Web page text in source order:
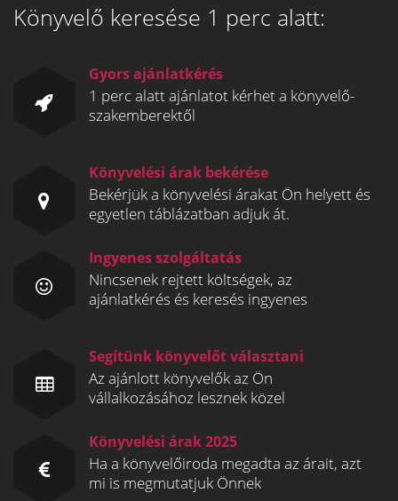
Könyvelő keresése 1 perc alatt:
Gyors ajánlatkérés
1 perc alatt ajánlatot kérhet a könyvelő-
szakemberektől
Könyvelési árak bekérése
Bekérjük a könyvelési árakat Ön helyett és
egyetlen táblázatban adjuk át.
Ingyenes szolgáltatás
Nincsenek rejtett költségek, az
ajánlatkérés és keresés ingyenes
Segítünk könyvelőt választani
Az ajánlott könyvelők az Ön
vállalkozásához lesznek közel
Könyvelési árak 2025
Ha a könyvelőiroda megadta az árait, azt
mi is megmutatjuk Önnek